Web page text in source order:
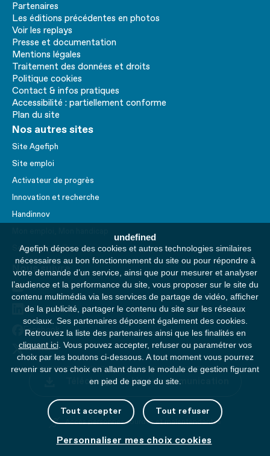
undefined
Agefiph dépose des cookies et autres technologies similaires
nécessaires au bon fonctionnement du site ou pour répondre à
votre demande d’un service, ainsi que pour mesurer et analyser
l’audience et la performance du site, vous proposer sur le site du
contenu multimédia via les services de partage de vidéo, afficher
de la publicité, partager le contenu du site sur les réseaux
sociaux. Ses partenaires déposent également des cookies.
Retrouvez la liste des partenaires ainsi que les finalités en
cliquant ici. Vous pouvez accepter, refuser ou paramétrer vos
choix par les boutons ci-dessous. A tout moment vous pourrez
revenir sur vos choix en allant dans le module de gestion figurant
en pied de page du site.
Tout accepter Tout refuser
Personnaliser mes choix cookies
Partenaires
Les éditions précédentes en photos
Voir les replays
Presse et documentation
Mentions légales
Traitement des données et droits
Politique cookies
Contact & infos pratiques
Accessibilité : partiellement conforme
Plan du site
Nos autres sites
Site Agefiph
Site emploi
Activateur de progrès
Innovation et recherche
Handinnov
Service AppuiPro
Nous suivre
Youtube
Linkedin
Facebook
Twitter
Télécharger le kit de communication
Accès personnes sourdes et malentendantes